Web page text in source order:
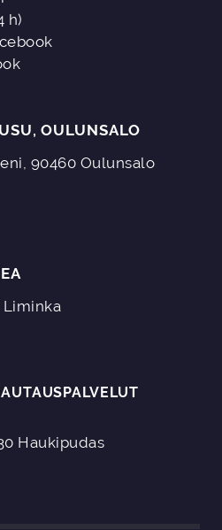
h)
OULUNSALO
90460 Oulunsalo
Liminka
Haukipudas